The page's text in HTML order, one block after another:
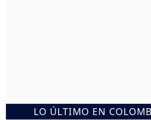
LO ÚLTIMO EN